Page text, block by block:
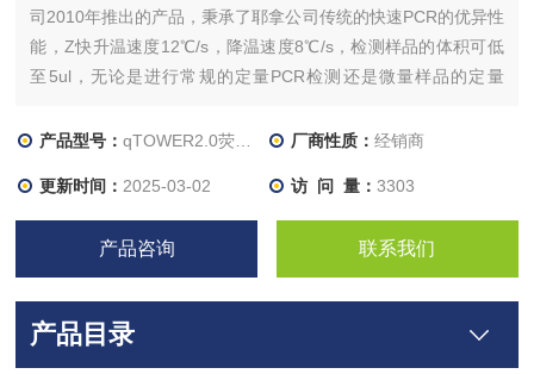
司2010年推出的产品，秉承了耶拿公司传统的快速PCR的优异性
能，Z快升温速度12℃/s，降温速度8℃/s，检测样品的体积可低
至5ul，无论是进行常规的定量PCR检测还是微量样品的定量
钟内完成一个96孔样品的四通道定量PCR检测。
产品型号：qTOWER2.0荧光定量PCR仪 厂商性质： 经销商
更新时间： 2025-03-02 访 问 量： 3303
产品咨询 联系我们
产品目录